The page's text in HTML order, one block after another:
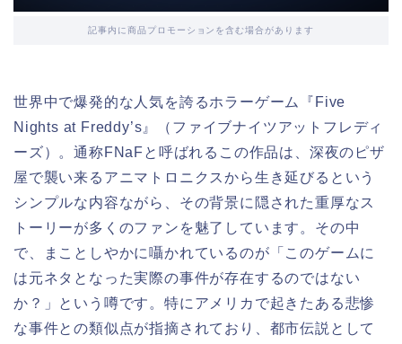
記事内に商品プロモーションを含む場合があります
世界中で爆発的な人気を誇るホラーゲーム『Five
Nights at Freddy’s』（ファイブナイツアットフレディ
ーズ）。通称FNaFと呼ばれるこの作品は、深夜のピザ
屋で襲い来るアニマトロニクスから生き延びるという
シンプルな内容ながら、その背景に隠された重厚なス
トーリーが多くのファンを魅了しています。その中
で、まことしやかに囁かれているのが「このゲームに
は元ネタとなった実際の事件が存在するのではない
か？」という噂です。特にアメリカで起きたある悲惨
な事件との類似点が指摘されており、都市伝説として